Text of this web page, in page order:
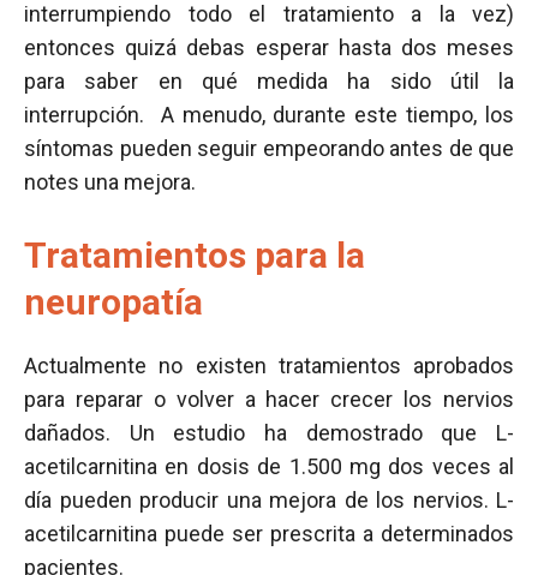
interrumpiendo todo el tratamiento a la vez)
entonces quizá debas esperar hasta dos meses
para saber en qué medida ha sido útil la
interrupción. A menudo, durante este tiempo, los
síntomas pueden seguir empeorando antes de que
notes una mejora.
Tratamientos para la
neuropatía
Actualmente no existen tratamientos aprobados
para reparar o volver a hacer crecer los nervios
dañados. Un estudio ha demostrado que L-
acetilcarnitina en dosis de 1.500 mg dos veces al
día pueden producir una mejora de los nervios. L-
acetilcarnitina puede ser prescrita a determinados
pacientes.